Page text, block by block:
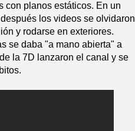
con planos estáticos. En un
los videos se olvidaron
y rodarse en exteriores.
se daba "a mano abierta" a
la 7D lanzaron el canal y se